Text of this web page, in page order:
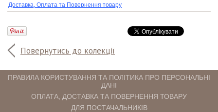
Повернутись до колекції
Доставка, Оплата та Повернення товару
ПРАВИЛА КОРИСТУВАННЯ ТА ПОЛІТИКА ПРО ПЕРСОНАЛЬНІ
ДАНІ
ОПЛАТА, ДОСТАВКА ТА ПОВЕРНЕННЯ ТОВАРУ
ДЛЯ ПОСТАЧАЛЬНИКІВ